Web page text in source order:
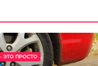
ЭТО ПРОСТО